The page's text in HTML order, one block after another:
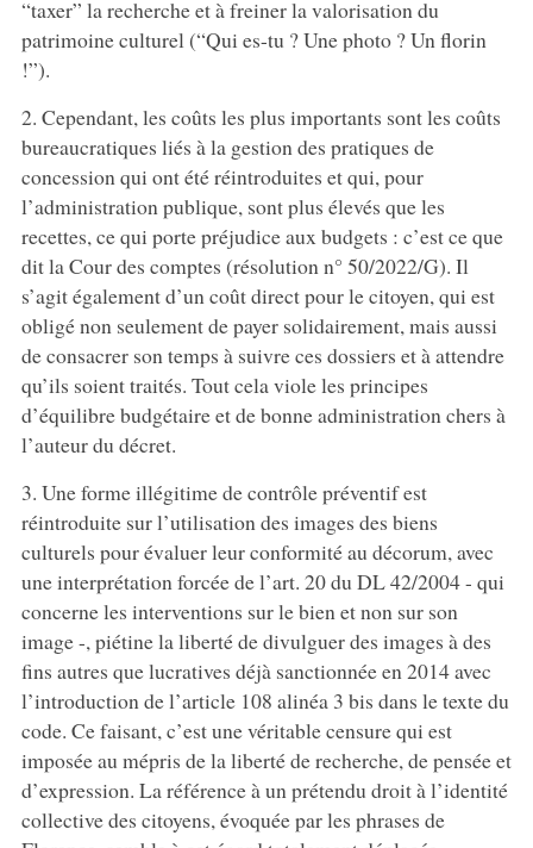
“taxer” la recherche et à freiner la valorisation du
patrimoine culturel (“Qui es-tu ? Une photo ? Un florin
!”).
2. Cependant, les coûts les plus importants sont les coûts
bureaucratiques liés à la gestion des pratiques de
concession qui ont été réintroduites et qui, pour
l’administration publique, sont plus élevés que les
recettes, ce qui porte préjudice aux budgets : c’est ce que
dit la Cour des comptes (résolution n° 50/2022/G). Il
s’agit également d’un coût direct pour le citoyen, qui est
obligé non seulement de payer solidairement, mais aussi
de consacrer son temps à suivre ces dossiers et à attendre
qu’ils soient traités. Tout cela viole les principes
d’équilibre budgétaire et de bonne administration chers à
l’auteur du décret.
3. Une forme illégitime de contrôle préventif est
réintroduite sur l’utilisation des images des biens
culturels pour évaluer leur conformité au décorum, avec
une interprétation forcée de l’art. 20 du DL 42/2004 - qui
concerne les interventions sur le bien et non sur son
image -, piétine la liberté de divulguer des images à des
fins autres que lucratives déjà sanctionnée en 2014 avec
l’introduction de l’article 108 alinéa 3 bis dans le texte du
code. Ce faisant, c’est une véritable censure qui est
imposée au mépris de la liberté de recherche, de pensée et
d’expression. La référence à un prétendu droit à l’identité
collective des citoyens, évoquée par les phrases de